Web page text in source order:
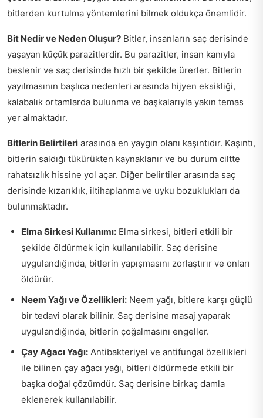
bitlerden kurtulma yöntemlerini bilmek oldukça önemlidir.
Bit Nedir ve Neden Oluşur? Bitler, insanların saç derisinde
yaşayan küçük parazitlerdir. Bu parazitler, insan kanıyla
beslenir ve saç derisinde hızlı bir şekilde ürerler. Bitlerin
yayılmasının başlıca nedenleri arasında hijyen eksikliği,
kalabalık ortamlarda bulunma ve başkalarıyla yakın temas
yer almaktadır.
Bitlerin Belirtileri arasında en yaygın olanı kaşıntıdır. Kaşıntı,
bitlerin saldığı tükürükten kaynaklanır ve bu durum ciltte
rahatsızlık hissine yol açar. Diğer belirtiler arasında saç
derisinde kızarıklık, iltihaplanma ve uyku bozuklukları da
bulunmaktadır.
Elma Sirkesi Kullanımı: Elma sirkesi, bitleri etkili bir
şekilde öldürmek için kullanılabilir. Saç derisine
uygulandığında, bitlerin yapışmasını zorlaştırır ve onları
öldürür.
Neem Yağı ve Özellikleri: Neem yağı, bitlere karşı güçlü
bir tedavi olarak bilinir. Saç derisine masaj yaparak
uygulandığında, bitlerin çoğalmasını engeller.
Çay Ağacı Yağı: Antibakteriyel ve antifungal özellikleri
ile bilinen çay ağacı yağı, bitleri öldürmede etkili bir
başka doğal çözümdür. Saç derisine birkaç damla
eklenerek kullanılabilir.